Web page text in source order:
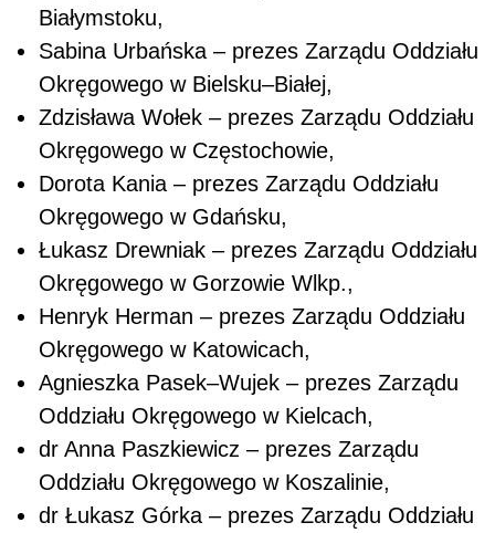
Białymstoku,
Sabina Urbańska – prezes Zarządu Oddziału
Okręgowego w Bielsku–Białej,
Zdzisława Wołek – prezes Zarządu Oddziału
Okręgowego w Częstochowie,
Dorota Kania – prezes Zarządu Oddziału
Okręgowego w Gdańsku,
Łukasz Drewniak – prezes Zarządu Oddziału
Okręgowego w Gorzowie Wlkp.,
Henryk Herman – prezes Zarządu Oddziału
Okręgowego w Katowicach,
Agnieszka Pasek–Wujek – prezes Zarządu
Oddziału Okręgowego w Kielcach,
dr Anna Paszkiewicz – prezes Zarządu
Oddziału Okręgowego w Koszalinie,
dr Łukasz Górka – prezes Zarządu Oddziału